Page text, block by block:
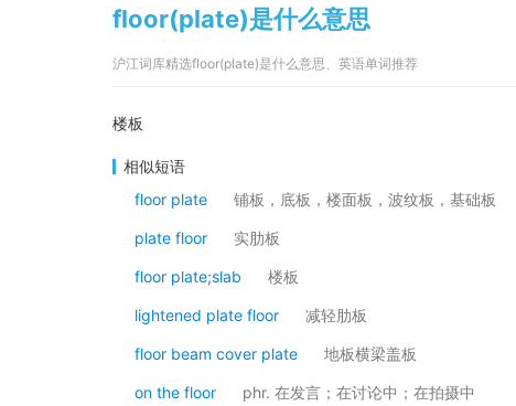
floor(plate)是什么意思
沪江词库精选floor(plate)是什么意思、英语单词推荐
楼板
相似短语
floor plate
铺板，底板，楼面板，波纹板，基础板
plate floor 实肋板
floor plate;slab 楼板
lightened plate floor 减轻肋板
floor beam cover plate 地板横梁盖板
on the floor phr. 在发言；在讨论中；在拍摄中